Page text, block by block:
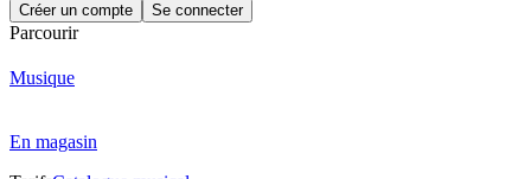
Créer un compte Se connecter
Parcourir
Musique
En magasin